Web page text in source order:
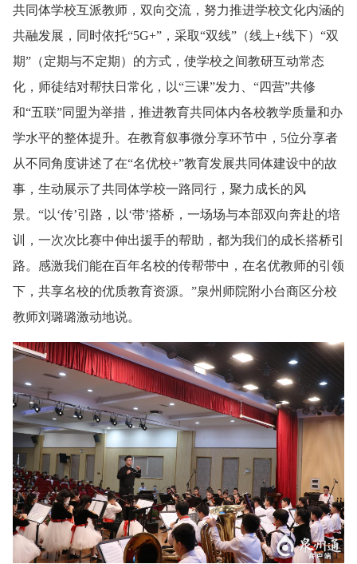
共同体学校互派教师，双向交流，努力推进学校文化内涵的
共融发展，同时依托“5G+”，采取“双线”（线上+线下）“双
期”（定期与不定期）的方式，使学校之间教研互动常态
化，师徒结对帮扶日常化，以“三课”发力、“四营”共修
和“五联”同盟为举措，推进教育共同体内各校教学质量和办
学水平的整体提升。在教育叙事微分享环节中，5位分享者
从不同角度讲述了在“名优校+”教育发展共同体建设中的故
事，生动展示了共同体学校一路同行，聚力成长的风
景。“以‘传’引路，以‘带’搭桥，一场场与本部双向奔赴的培
训，一次次比赛中伸出援手的帮助，都为我们的成长搭桥引
路。感激我们能在百年名校的传帮带中，在名优教师的引领
下，共享名校的优质教育资源。”泉州师院附小台商区分校
教师刘璐璐激动地说。